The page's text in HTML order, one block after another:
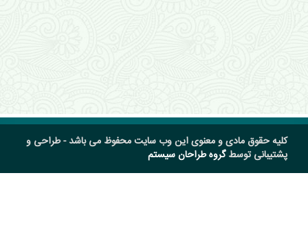
کلیه حقوق مادی و معنوی این وب سایت محفوظ می باشد - طراحی و
پشتیبانی توسطگروه طراحان سیستم